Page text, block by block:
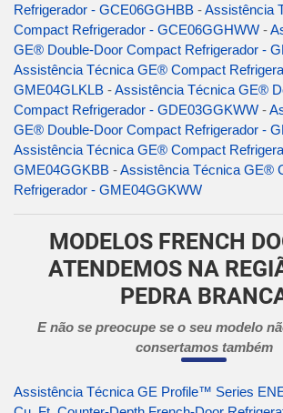
Refrigerador - GCE06GGHBB -Assistência
Compact Refrigerador - GCE06GGHWW -
GE® Double-Door Compact Refrigerador -
Assistência Técnica GE® Compact
GME04GLKLB -Assistência Técnica GE®
Compact Refrigerador - GDE03GGKWW -
GE® Double-Door Compact Refrigerador -
Assistência Técnica GE® Compact
GME04GGKBB -Assistência Técnica GE®
Refrigerador - GME04GGKWW
MODELOS FRENCH
ATENDEMOS NA
PEDRA
E não se preocupe se o seu modelo
consertamos também
Assistência Técnica GE Profile™ Series